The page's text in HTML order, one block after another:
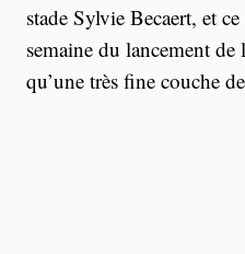
stade Sylvie Becaert, et
semaine du lancement de
qu’une très fine couche